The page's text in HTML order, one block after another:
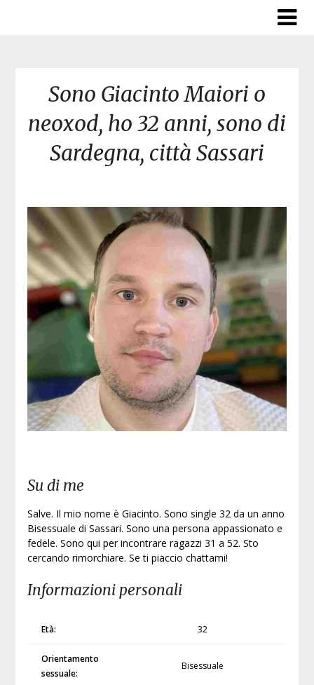
Sono Giacinto Maiori o
neoxod, ho 32 anni, sono di
Sardegna, città Sassari
Su di me
Salve. Il mio nome è Giacinto. Sono single 32 da un anno
Bisessuale di Sassari. Sono una persona appassionato e
fedele. Sono qui per incontrare ragazzi 31 a 52. Sto
cercando rimorchiare. Se ti piaccio chattami!
Informazioni personali
Età: 32
Orientamento
sessuale:
Bisessuale